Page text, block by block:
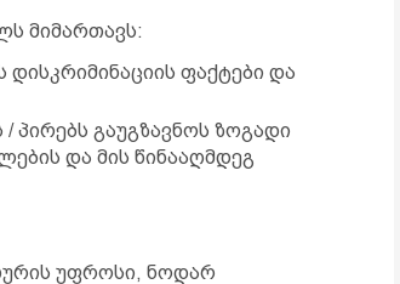
მიმართავს:
ფაქტები და
პირებს გაუგზავნოს ზოგადი
და მის წინააღმდეგ
უფროსი, ნოდარ